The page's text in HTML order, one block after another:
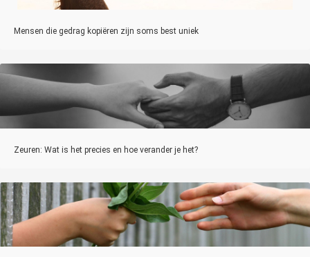
Mensen die gedrag kopiëren zijn soms best uniek
Zeuren: Wat is het precies en hoe verander je het?